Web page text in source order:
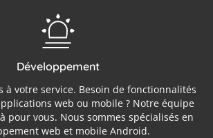
Développement
à votre service. Besoin de fonctionnalités
web ou mobile ? Notre équipe
pour vous. Nous sommes spécialisés en
web et mobile Android.